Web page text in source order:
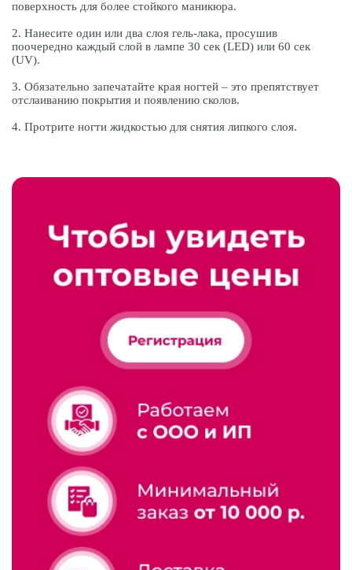
поверхность для более стойкого маникюра.
2. Нанесите один или два слоя гель-лака, просушив
поочередно каждый слой в лампе 30 сек (LED) или 60 сек
(UV).
3. Обязательно запечатайте края ногтей – это препятствует
отслаиванию покрытия и появлению сколов.
4. Протрите ногти жидкостью для снятия липкого слоя.